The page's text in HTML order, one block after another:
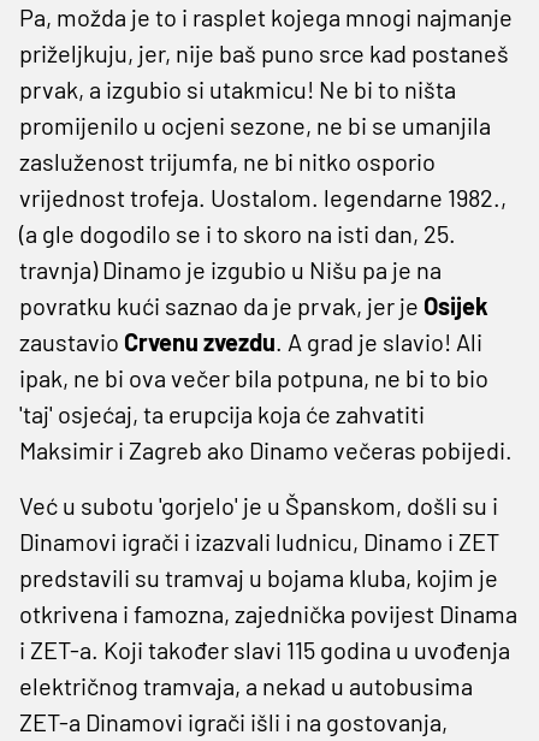
Pa, možda je to i rasplet kojega mnogi najmanje
priželjkuju, jer, nije baš puno srce kad postaneš
prvak, a izgubio si utakmicu! Ne bi to ništa
promijenilo u ocjeni sezone, ne bi se umanjila
zasluženost trijumfa, ne bi nitko osporio
vrijednost trofeja. Uostalom. legendarne 1982.,
(a gle dogodilo se i to skoro na isti dan, 25.
travnja) Dinamo je izgubio u Nišu pa je na
povratku kući saznao da je prvak, jer je Osijek
zaustavio Crvenu zvezdu. A grad je slavio! Ali
ipak, ne bi ova večer bila potpuna, ne bi to bio
'taj' osjećaj, ta erupcija koja će zahvatiti
Maksimir i Zagreb ako Dinamo večeras pobijedi.
Već u subotu 'gorjelo' je u Španskom, došli su i
Dinamovi igrači i izazvali ludnicu, Dinamo i ZET
predstavili su tramvaj u bojama kluba, kojim je
otkrivena i famozna, zajednička povijest Dinama
i ZET-a. Koji također slavi 115 godina u uvođenja
električnog tramvaja, a nekad u autobusima
ZET-a Dinamovi igrači išli i na gostovanja,